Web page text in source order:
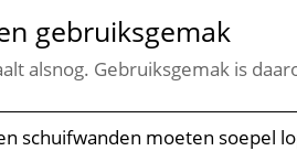
gebruiksgemak
alsnog.​ Gebruiksgemak is
schuifwanden moeten soepel